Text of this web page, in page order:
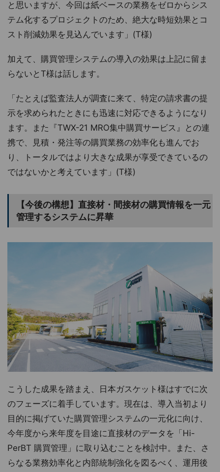
と思いますが、今回は紙ベースの業務をゼロからシス
テム化するプロジェクトのため、絶大な時短効果とコ
スト削減効果を見込んでいます」(T様)
加えて、購買管理システムの導入の効果は上記に留ま
らないとT様は話します。
「たとえば監査法人が調査に来て、特定の請求書の提
示を求められたときにも迅速に対応できるようになり
ます。また『TWX-21 MRO集中購買サービス』との連
携で、見積・発注等の購買業務の効率化も進んでお
り、トータルではより大きな成果が享受できているの
ではないかと考えています」(T様)
【今後の構想】直接材・間接材の購買情報を一元
管理するシステムに昇華
こうした成果を踏まえ、日本ガスケット様はすでに次
のフェーズに着手しています。現在は、導入当初より
目的に掲げていた購買管理システムの一元化に向け、
今年度から来年度を目途に直接材のデータを「Hi-
PerBT 購買管理」に取り込むことを検討中。また、さ
らなる業務効率化と内部統制強化を図るべく、運用後